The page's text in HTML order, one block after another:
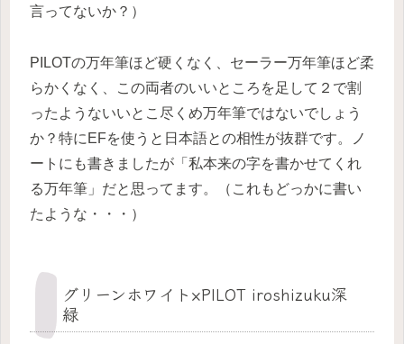
言ってないか？）
PILOTの万年筆ほど硬くなく、セーラー万年筆ほど柔
らかくなく、この両者のいいところを足して２で割
ったようないいとこ尽くめ万年筆ではないでしょう
か？特にEFを使うと日本語との相性が抜群です。ノ
ートにも書きましたが「私本来の字を書かせてくれ
る万年筆」だと思ってます。（これもどっかに書い
たような・・・）
グリーンホワイト×PILOT iroshizuku深
緑